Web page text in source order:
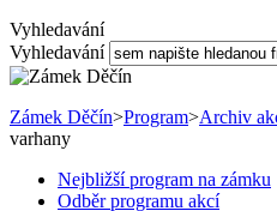
Vyhledavání
Vyhledavání
Zámek Děčín>Program>Archiv
varhany
Nejbližší program na zámku
Odběr programu akcí